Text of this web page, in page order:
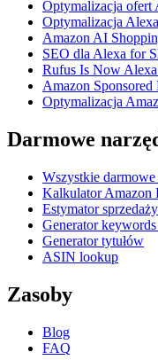
Optymalizacja ofert
Optymalizacja
Amazon AI
SEO dla Alexa for
Rufus Is Now
Amazon Sponsored
Optymalizacja
Darmowe
Wszystkie darmowe
Kalkulator Amazon
Estymator
Generator
Generator tytułów
ASIN lookup
Zasoby
Blog
FAQ